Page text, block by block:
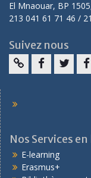
El Mnaouar, BP
213 041 61 71 46 /
Suivez nous
Nos Services
E-learning
Erasmus+